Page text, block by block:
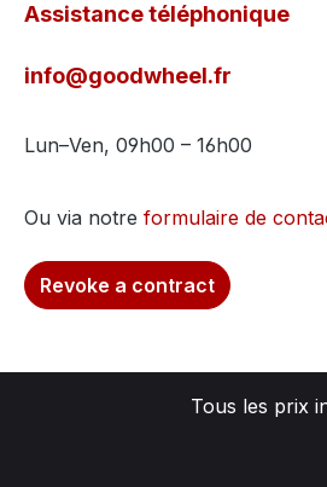
Assistance téléphonique
info@goodwheel.fr
Lun–Ven, 09h00 – 16h00
Ou via notre formulaire de
Revoke a contract
Tous les prix